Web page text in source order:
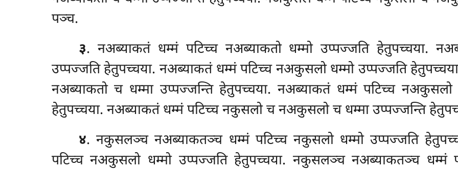
पञ्च.
३. नअब्याकतं धम्मं पटिच्च नअब्याकतो धम्मो उप्पज्जति हेतुपच्चया.
उप्पज्जति हेतुपच्चया. नअब्याकतं धम्मं पटिच्च नअकुसलो धम्मो उप्पज्जति
नअब्याकतो च धम्मा उप्पज्जन्ति हेतुपच्चया. नअब्याकतं धम्मं पटिच्च
हेतुपच्चया. नअब्याकतं धम्मं पटिच्च नकुसलो च नअकुसलो च धम्मा उप्पज्जन्ति
४. नकुसलञ्च नअब्याकतञ्च धम्मं पटिच्च नकुसलो धम्मो उप्पज्जति
पटिच्च नअकुसलो धम्मो उप्पज्जति हेतुपच्चया. नकुसलञ्च नअब्याकतञ्च धम्मं